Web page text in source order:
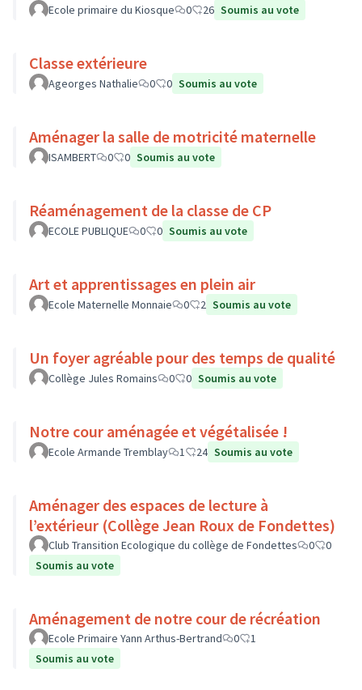
Ecole primaire du Kiosque 0 26 Soumis au vote
Classe extérieure
Ageorges Nathalie 0 0 Soumis au vote
Aménager la salle de motricité maternelle
ISAMBERT 0 0 Soumis au vote
Réaménagement de la classe de CP
ECOLE PUBLIQUE 0 0 Soumis au vote
Art et apprentissages en plein air
Ecole Maternelle Monnaie 0 2 Soumis au vote
Un foyer agréable pour des temps de qualité
Collège Jules Romains 0 0 Soumis au vote
Notre cour aménagée et végétalisée !
Ecole Armande Tremblay 1 24 Soumis au vote
Aménager des espaces de lecture à
l’extérieur (Collège Jean Roux de Fondettes)
Club Transition Ecologique du collège de Fondettes 0
0
Soumis au vote
Aménagement de notre cour de récréation
Ecole Primaire Yann Arthus-Bertrand 0
1
Soumis au vote